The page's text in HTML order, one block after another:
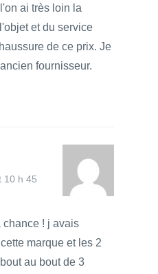
ai très loin la
et du service
de ce prix. Je
fournisseur.
10 h 45
chance ! j avais
marque et les 2
au bout de 3